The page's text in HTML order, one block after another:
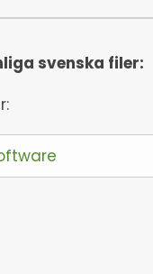
svenska filer: